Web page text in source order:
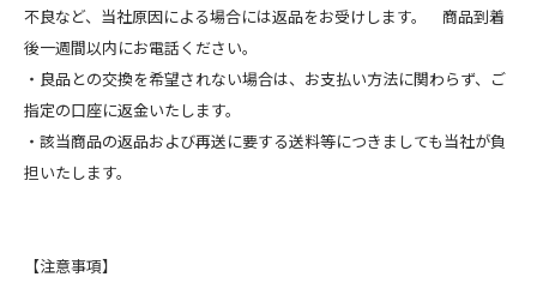
不良など、当社原因による場合には返品をお受けします。 商品到着
後一週間以内にお電話ください。
・良品との交換を希望されない場合は、お支払い方法に関わらず、ご
指定の口座に返金いたします。
・該当商品の返品および再送に要する送料等につきましても当社が負
担いたします。
【注意事項】